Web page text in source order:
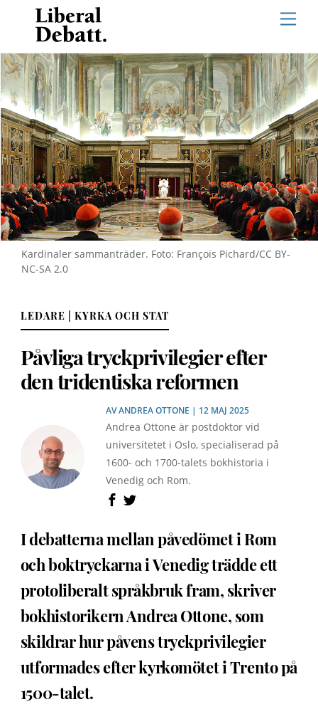
content
Kardinaler sammanträder. Foto: François Pichard/CC BY-
NC-SA 2.0
LEDARE | KYRKA OCH STAT
Påvliga tryckprivilegier efter
den tridentiska reformen
AVANDREA OTTONE | 12 MAJ 2025
Andrea Ottone är postdoktor vid
universitetet i Oslo, specialiserad på
1600- och 1700-talets bokhistoria i
Venedig och Rom.
I debatterna mellan påvedömet i Rom
och boktryckarna i Venedig trädde ett
protoliberalt språkbruk fram, skriver
bokhistorikern Andrea Ottone, som
skildrar hur påvens tryckprivilegier
utformades efter kyrkomötet i Trento på
1500-talet.